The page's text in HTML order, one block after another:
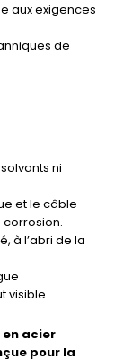
aux exigences
de
ni
et le câble
corrosion.
à l’abri de la
visible.
en acier
pour la